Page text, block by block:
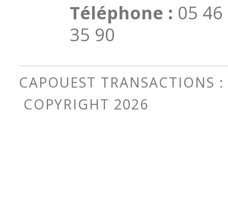
Téléphone : 05
35 90
CAPOUEST TRANSACTIONS
COPYRIGHT 2026